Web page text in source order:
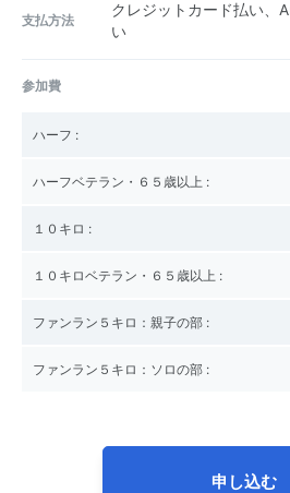
支払方法
クレジットカード払い、
い
参加費
ハーフ :
ハーフベテラン・６５歳以上 :
１０キロ :
１０キロベテラン・６５歳以上 :
ファンラン５キロ：親子の部 :
ファンラン５キロ：ソロの部 :
申し込む